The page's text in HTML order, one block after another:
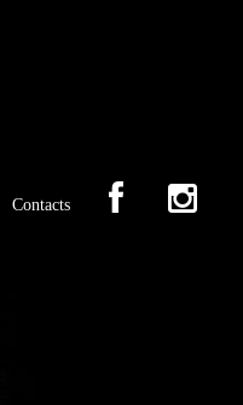
Contacts